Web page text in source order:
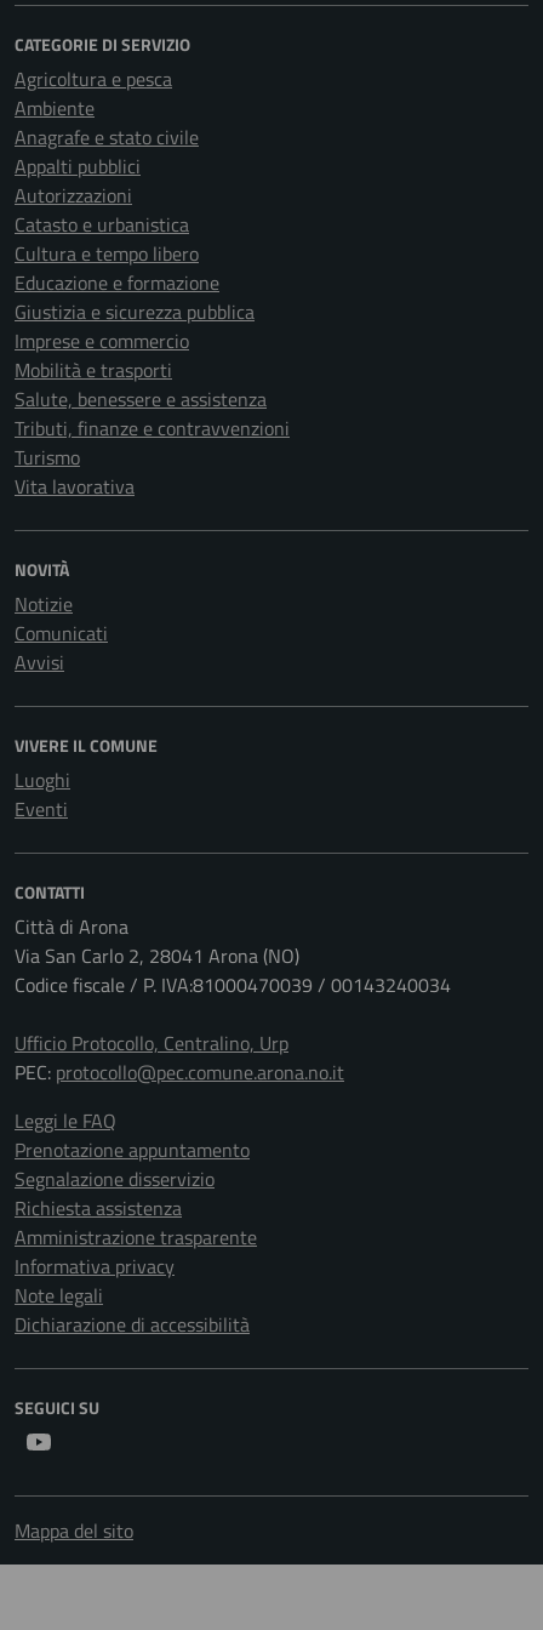
CATEGORIE DI SERVIZIO
Agricoltura e pesca
Ambiente
Anagrafe e stato civile
Appalti pubblici
Autorizzazioni
Catasto e urbanistica
Cultura e tempo libero
Educazione e formazione
Giustizia e sicurezza pubblica
Imprese e commercio
Mobilità e trasporti
Salute, benessere e assistenza
Tributi, finanze e contravvenzioni
Turismo
Vita lavorativa
NOVITÀ
Notizie
Comunicati
Avvisi
VIVERE IL COMUNE
Luoghi
Eventi
CONTATTI
Città di Arona
Via San Carlo 2, 28041 Arona (NO)
Codice fiscale / P. IVA:81000470039 / 00143240034
Ufficio Protocollo, Centralino, Urp
PEC: protocollo@pec.comune.arona.no.it
Leggi le FAQ
Prenotazione appuntamento
Segnalazione disservizio
Richiesta assistenza
Amministrazione trasparente
Informativa privacy
Note legali
Dichiarazione di accessibilità
SEGUICI SU
Mappa del sito